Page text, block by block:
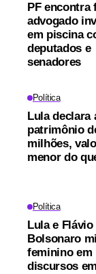
PF encontra
advogado
em piscina
deputados e
senadores
Política
Lula declara
patrimônio
milhões,
menor do
Política
Lula e Flávio
Bolsonaro
feminino em
discursos